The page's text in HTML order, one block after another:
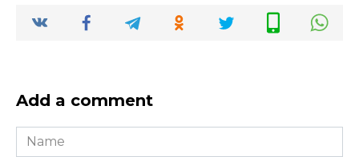
Add a comment
Name